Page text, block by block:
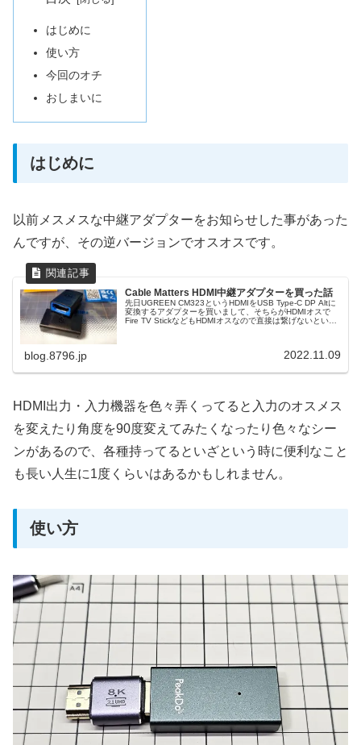
はじめに
使い方
今回のオチ
おしまいに
はじめに
以前メスメスな中継アダプターをお知らせした事があった
んですが、その逆バージョンでオスオスです。
Cable Matters HDMI中継アダプターを買った話
先日UGREEN CM323というHDMIをUSB Type-C DP Altに
変換するアダプターを買いまして、そちらがHDMIオスで
Fire TV StickなどもHDMIオスなので直接は繋げないという
blog.8796.jp 2022.11.09
HDMI出力・入力機器を色々弄くってると入力のオスメス
を変えたり角度を90度変えてみたくなったり色々なシー
ンがあるので、各種持ってるといざという時に便利なこと
も長い人生に1度くらいはあるかもしれません。
使い方